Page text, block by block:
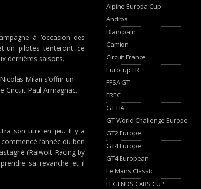
à l’occasion des
un pilotes tenteront de
dernières saisons.
Milan s’offrir un
Circuit Paul Armagnac.
son titre en jeu. Il y a
l’année du bon
(Raiwoit Racing by
sa revanche et il
Alpine Europa Cup
Andros
Blancpain
Camion
Circuit France
Eurocup FR
FFSA GT
FREC
GT FIA
GT World Challenge Europe
GT2 Europe
GT4 Europe
GT4 European
Le Mans Classic
LEGENDS CARS CUP